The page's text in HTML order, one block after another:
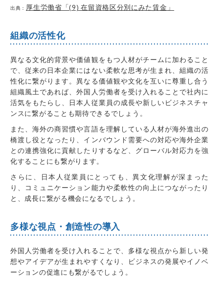
出典： 厚生労働省「(9) 在留資格区分別にみた賃金」
組織の活性化
異なる文化的背景や価値観をもつ人材がチームに加わること
で、従来の日本企業にはない柔軟な思考が生まれ、組織の活
性化に繋がります。異なる価値観や文化を互いに尊重し合う
組織風土であれば、外国人労働者を受け入れることで社内に
活気をもたらし、日本人従業員の成長や新しいビジネスチャ
ンスに繋がることも期待できるでしょう。
また、海外の商習慣や言語を理解している人材が海外進出の
橋渡し役となったり、インバウンド需要への対応や海外企業
との連携強化に貢献したりするなど、グローバル対応力を強
化することにも繋がります。
さらに、日本人従業員にとっても、異文化理解が深まった
り、コミュニケーション能力や柔軟性の向上につながったり
と、成長に繋がる機会になるでしょう。
多様な視点・創造性の導入
外国人労働者を受け入れることで、多様な視点から新しい発
想やアイデアが生まれやすくなり、ビジネスの発展やイノベ
ーションの促進にも繋がるでしょう。